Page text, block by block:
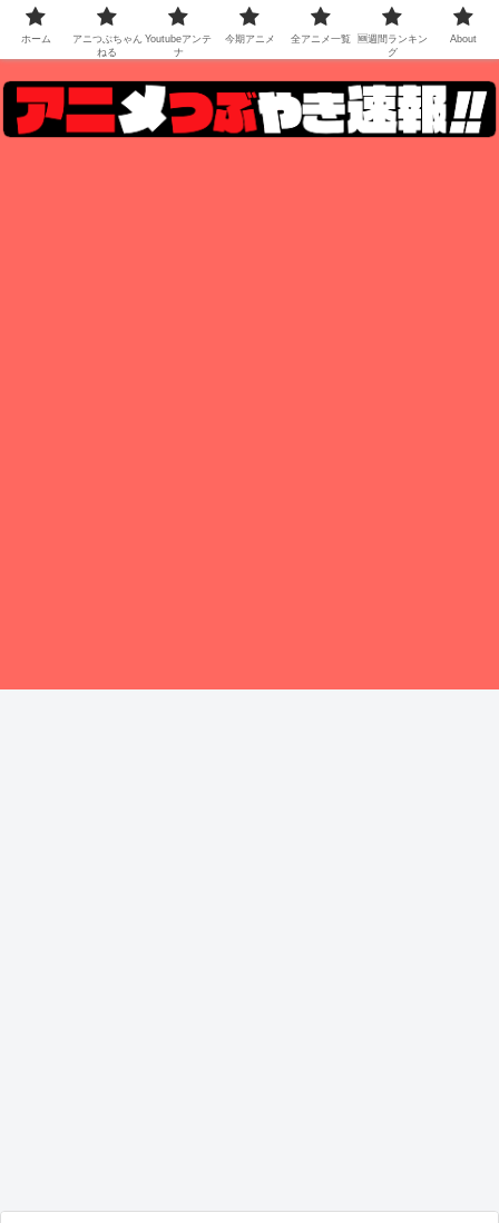
ホーム
アニつぶちゃん
ねる
Youtubeアンテ
ナ
今期アニメ 全アニメ一覧
🆕週間ランキン
グ
About